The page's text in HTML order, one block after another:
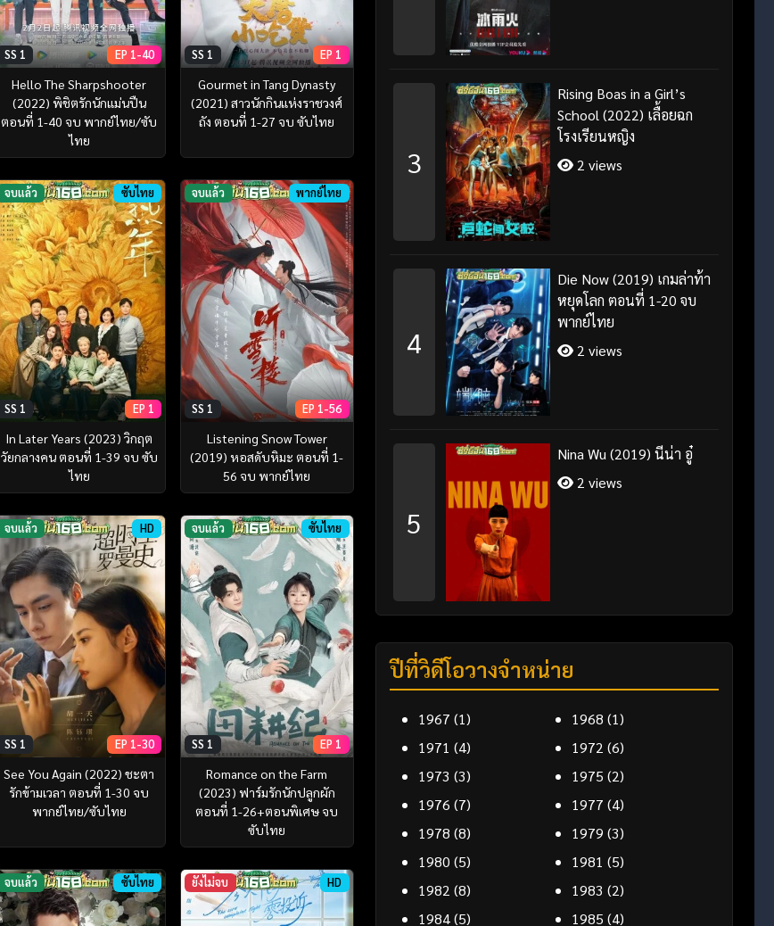
SS 1 EP 1-40
Hello The Sharpshooter
(2022) พิชิตรักนักแม่นปืน
ตอนที่ 1-40 จบ พากย์ไทย/ซับ
ไทย
SS 1 EP 1
Gourmet in Tang Dynasty
(2021) สาวนักกินแห่งราชวงศ์
ถัง ตอนที่ 1-27 จบ ซับไทย
จบแล้ว ซับไทย
SS 1 EP 1
In Later Years (2023) วิกฤต
วัยกลางคน ตอนที่ 1-39 จบ ซับ
ไทย
จบแล้ว พากย์ไทย
SS 1 EP 1-56
Listening Snow Tower
(2019) หอสดับหิมะ ตอนที่ 1-
56 จบ พากย์ไทย
จบแล้ว HD
SS 1 EP 1-30
See You Again (2022) ชะตา
รักข้ามเวลา ตอนที่ 1-30 จบ
พากย์ไทย/ซับไทย
จบแล้ว ซับไทย
SS 1 EP 1
Romance on the Farm
(2023) ฟาร์มรักนักปลูกผัก
ตอนที่ 1-26+ตอนพิเศษ จบ
ซับไทย
จบแล้ว ซับไทย ยังไม่จบ HD
3
Rising Boas in a Girl’s
School (2022) เลื้อยฉก
โรงเรียนหญิง
2 views
4
Die Now (2019) เกมล่าท้า
หยุดโลก ตอนที่ 1-20 จบ
พากย์ไทย
2 views
5
Nina Wu (2019) นีน่า อู๋
2 views
ปีที่วิดีโอวางจำหน่าย
1967 (1) 1968 (1)
1971 (4) 1972 (6)
1973 (3) 1975 (2)
1976 (7) 1977 (4)
1978 (8) 1979 (3)
1980 (5) 1981 (5)
1982 (8) 1983 (2)
1984(5) 1985 (4)